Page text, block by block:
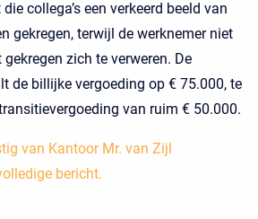
collega’s een verkeerd beeld van
gekregen, terwijl de werknemer niet
zich te verweren. De
de billijke vergoeding op € 75.000, te
van ruim € 50.000.
van Kantoor Mr. van Zijl
bericht.